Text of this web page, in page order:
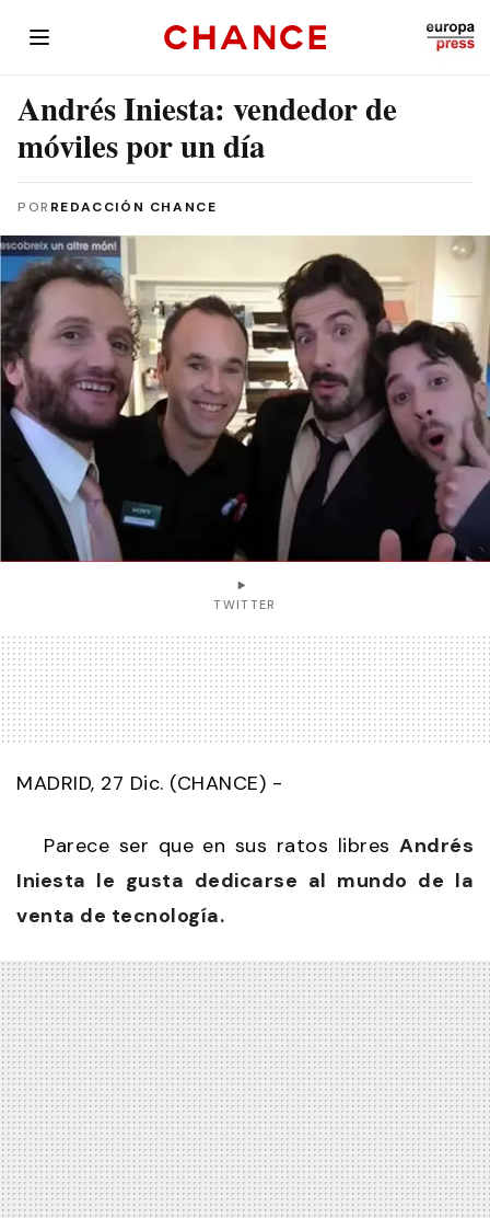
Andrés Iniesta: vendedor de
móviles por un día
POR REDACCIÓN CHANCE
TWITTER
MADRID, 27 Dic. (CHANCE) -
Parece ser que en sus ratos libres Andrés
Iniesta le gusta dedicarse al mundo de la
venta de tecnología.